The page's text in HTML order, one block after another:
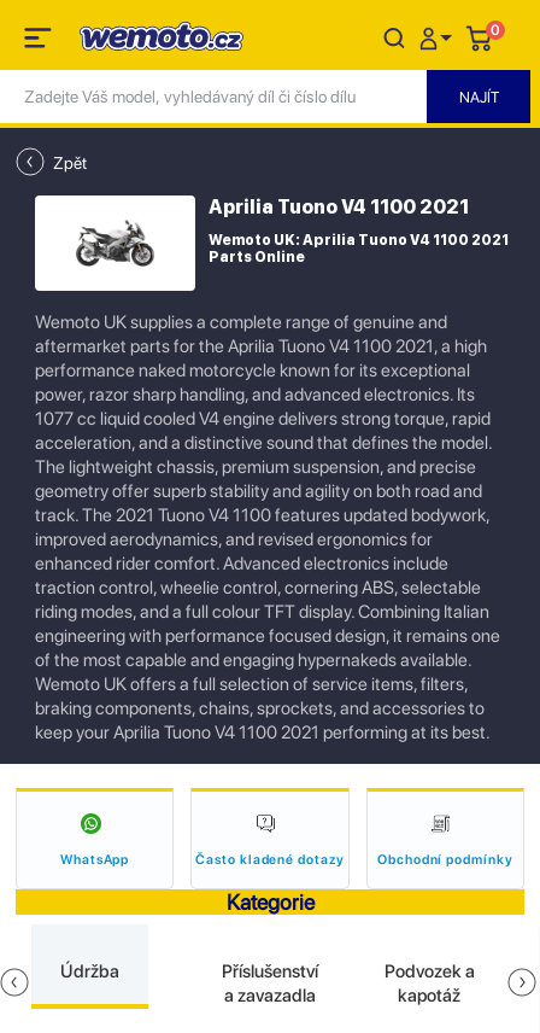
0
Zpět
Aprilia Tuono V4 1100 2021
Wemoto UK: Aprilia Tuono V4 1100 2021
Parts Online
Wemoto UK supplies a complete range of genuine and
aftermarket parts for the Aprilia Tuono V4 1100 2021, a high
performance naked motorcycle known for its exceptional
power, razor sharp handling, and advanced electronics. Its
1077 cc liquid cooled V4 engine delivers strong torque, rapid
acceleration, and a distinctive sound that defines the model.
The lightweight chassis, premium suspension, and precise
geometry offer superb stability and agility on both road and
track. The 2021 Tuono V4 1100 features updated bodywork,
improved aerodynamics, and revised ergonomics for
enhanced rider comfort. Advanced electronics include
traction control, wheelie control, cornering ABS, selectable
riding modes, and a full colour TFT display. Combining Italian
engineering with performance focused design, it remains one
of the most capable and engaging hypernakeds available.
Wemoto UK offers a full selection of service items, filters,
braking components, chains, sprockets, and accessories to
keep your Aprilia Tuono V4 1100 2021 performing at its best.
WhatsApp Často kladené dotazy Obchodní podmínky
Kategorie
Údržba
Příslušenství
a zavazadla
Podvozek a
kapotáž